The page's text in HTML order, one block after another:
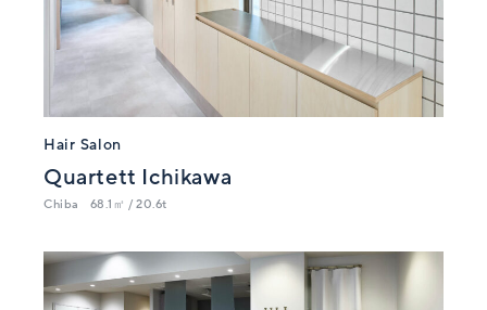
Hair Salon
Quartett Ichikawa
Chiba 68.1㎡ / 20.6t